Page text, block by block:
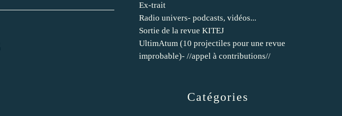
Catégories
Ex-trait
Radio univers- podcasts, vidéos...
Sortie de la revue KITEJ
UltimAtum (10 projectiles pour une revue
improbable)- //appel à contributions//